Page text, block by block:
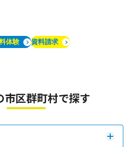
体験 資料請求
市区群町村で探す